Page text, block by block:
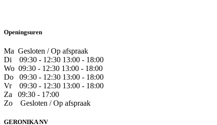
Openingsuren
Ma Gesloten / Op afspraak
Di 09:30 - 12:30 13:00 - 18:00
Wo 09:30 - 12:30 13:00 - 18:00
Do ​09:30 - 12:30 13:00 - 18:00
Vr ​09:30 - 12:30 13:00 - 18:00
Za 09:30 - 17:00
Zo
​Gesloten / Op afspraak
GERONIKA NV